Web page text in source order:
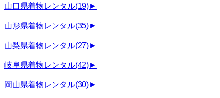
山口県着物レンタル(19)►
山形県着物レンタル(35)►
山梨県着物レンタル(27)►
岐阜県着物レンタル(42)►
岡山県着物レンタル(30)►